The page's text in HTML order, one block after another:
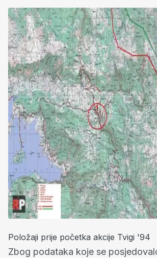
Položaji prije početka akcije Tvigi '94
Zbog podataka koje se